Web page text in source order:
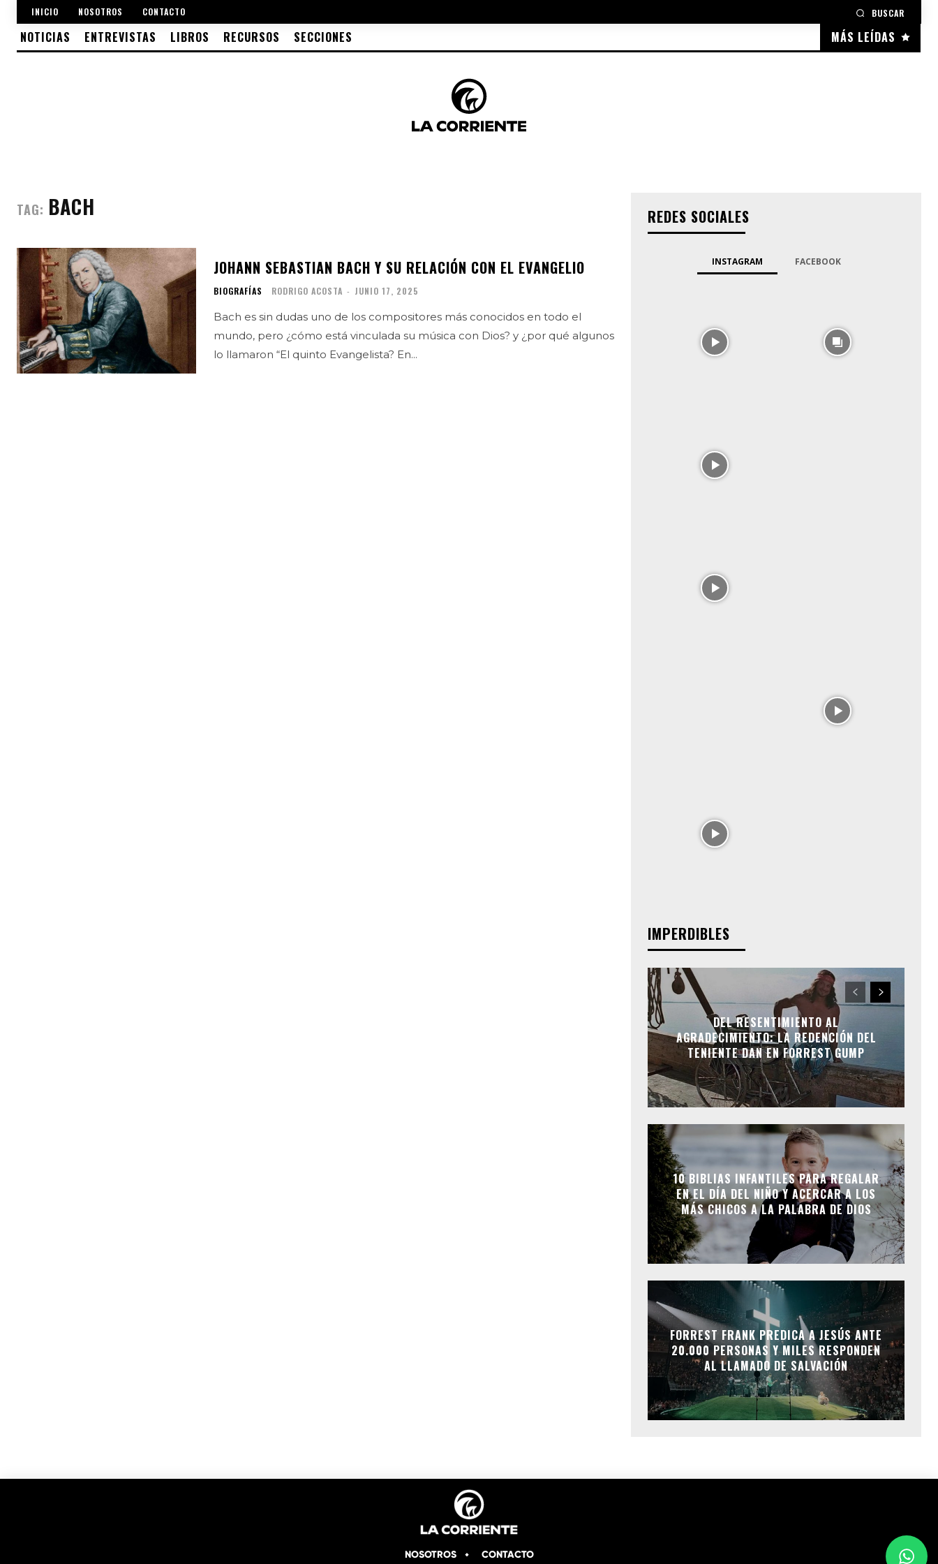
INICIO NOSOTROS CONTACTO BUSCAR
MÁS LEÍDAS
NOTICIAS ENTREVISTAS LIBROS RECURSOS SECCIONES
TAG: BACH
JOHANN SEBASTIAN BACH Y SU RELACIÓN CON EL EVANGELIO
BIOGRAFÍAS RODRIGO ACOSTA - JUNIO 17, 2025
Bach es sin dudas uno de los compositores más conocidos en todo el
mundo, pero ¿cómo está vinculada su música con Dios? y ¿por qué algunos
lo llamaron “El quinto Evangelista? En...
REDES SOCIALES
INSTAGRAM FACEBOOK
IMPERDIBLES
DEL RESENTIMIENTO AL
AGRADECIMIENTO: LA REDENCIÓN DEL
TENIENTE DAN EN FORREST GUMP
10 BIBLIAS INFANTILES PARA REGALAR
EN EL DÍA DEL NIÑO Y ACERCAR A LOS
MÁS CHICOS A LA PALABRA DE DIOS
FORREST FRANK PREDICA A JESÚS ANTE
20.000 PERSONAS Y MILES RESPONDEN
AL LLAMADO DE SALVACIÓN
NOSOTROS CONTACTO